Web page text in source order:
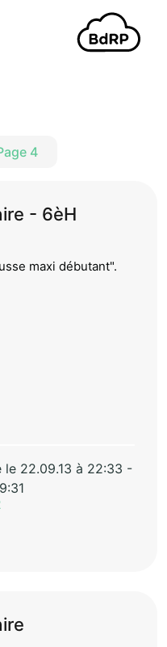
4
- 6èH
maxi débutant".
le 22.09.13 à 22:33 -